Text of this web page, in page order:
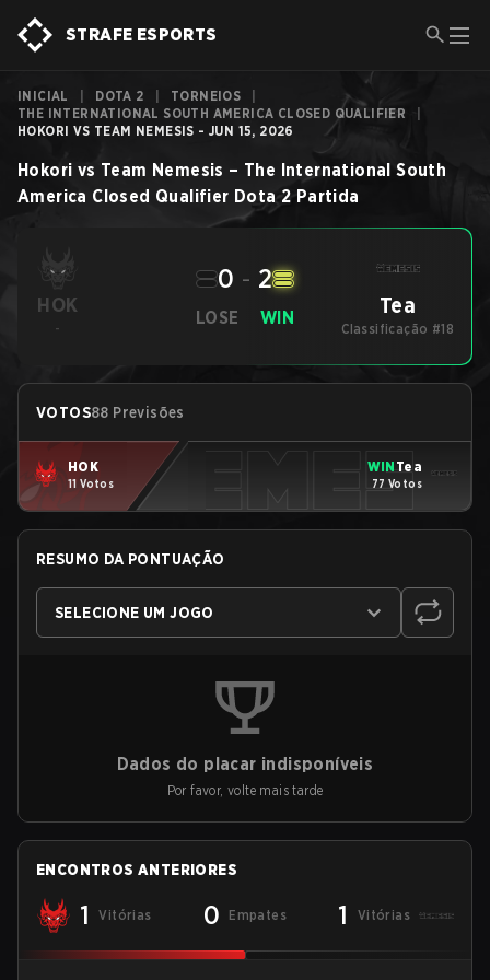
STRAFE ESPORTS
INICIAL DOTA 2 TORNEIOS
THE INTERNATIONAL SOUTH AMERICA CLOSED QUALIFIER
HOKORI VS TEAM NEMESIS - JUN 15, 2026
Hokori vs Team Nemesis – The International South
America Closed Qualifier Dota 2 Partida
HOK
-
LOSE
0 - 2
WIN Tea
Classificação #18
VOTOS88 Previsões
HOK
11 Votos
WIN Tea
77 Votos
RESUMO DA PONTUAÇÃO
SELECIONE UM JOGO
Dados do placar indisponíveis
Por favor, volte mais tarde
ENCONTROS ANTERIORES
1 Vitórias 0 Empates 1 Vitórias